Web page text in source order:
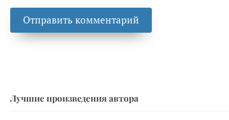
Лучшие произведения автора